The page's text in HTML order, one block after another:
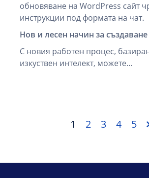
обновяване на WordPress сайт
инструкции под формата на чат.
Нов и лесен начин за
С новия работен процес,
изкуствен интелект, можете...
1 2 3 4 5